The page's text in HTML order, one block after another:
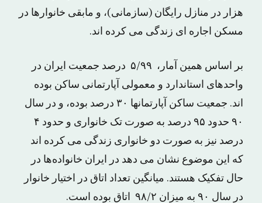
هزار در منازل رایگان (سازمانی)، و مابقی خانوارها در
مسکن اجاره ای زندگی می کرده اند.
بر اساس همین آمار، ۵/۹۹ درصد جمعیت ایران در
واحدهای استاندارد و معمولی آپارتمانی ساکن بوده
اند. جمعیت ساکن آپارتمانها ۳۰ درصد بوده، و در سال
۹۰ حدود ۹۵ درصد به صورت تک خانواری و حدود ۴
درصد نیز به صورت دو خانواری زندگی می کرده اند
که این موضوع نشان می دهد در ایران خانواده‌‌ها در
حال تفکیک هستند. میانگین تعداد اتاق در اختیار خانوار
در سال ۹۰ به میزان ۹۸/۲ اتاق بوده است.